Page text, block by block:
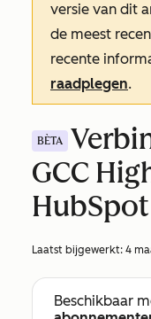
versie van dit
de meest
recente
raadplegen.
BÈTA
GCC
HubSpot
Laatst bijgewerkt: 4
Beschikbaar